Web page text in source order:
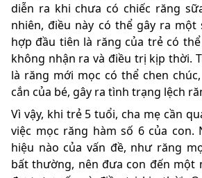
diễn ra khi chưa có chiếc răng
nhiên, điều này có thể gây ra một
hợp đầu tiên là răng của trẻ có
không nhận ra và điều trị kịp thời.
là răng mới mọc có thể chen
cắn của bé, gây ra tình trạng lệch
Vì vậy, khi trẻ 5 tuổi, cha mẹ cần
việc mọc răng hàm số 6 của con.
hiệu nào của vấn đề, như răng
bất thường, nên đưa con đến một